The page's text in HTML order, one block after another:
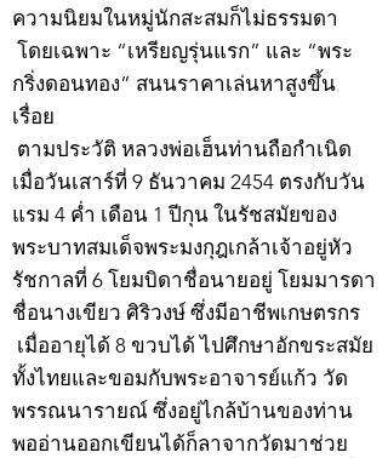
ความนิยมในหมู่นักสะสมก็ไม่ธรรมดา
โดยเฉพาะ “เหรียญรุ่นแรก” และ “พระ
กริ่งดอนทอง” สนนราคาเล่นหาสูงขึ้น
เรื่อย
ตามประวัติ หลวงพ่อเฮ็นท่านถือกำเนิด
เมื่อวันเสาร์ที่ 9 ธันวาคม 2454 ตรงกับวัน
แรม 4 ค่ำ เดือน 1 ปีกุน ในรัชสมัยของ
พระบาทสมเด็จพระมงกุฎเกล้าเจ้าอยู่หัว
รัชกาลที่ 6 โยมบิดาชื่อนายอยู่ โยมมารดา
ชื่อนางเขียว ศิริวงษ์ ซึ่งมีอาชีพเกษตรกร
เมื่ออายุได้ 8 ขวบได้ ไปศึกษาอักขระสมัย
ทั้งไทยและขอมกับพระอาจารย์แก้ว วัด
พรรณนารายณ์ ซึ่งอยู่ไกล้บ้านของท่าน
พออ่านออกเขียนได้ก็ลาจากวัดมาช่วย